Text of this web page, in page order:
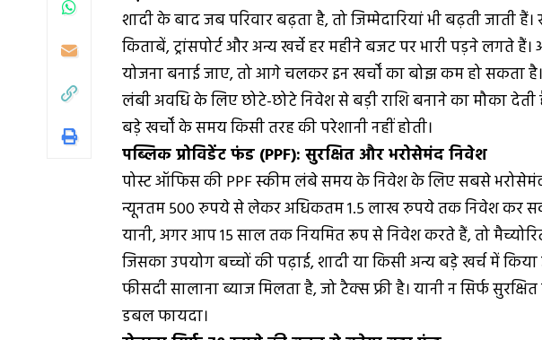
शादी के बाद जब परिवार बढ़ता है, तो जिम्मेदारियां भी बढ़ती जाती
किताबें, ट्रांसपोर्ट और अन्य खर्चे हर महीने बजट पर भारी पड़ने
योजना बनाई जाए, तो आगे चलकर इन खर्चों का बोझ कम हो सकता
लंबी अवधि के लिए छोटे-छोटे निवेश से बड़ी राशि बनाने का मौका
बड़े खर्चों के समय किसी तरह की परेशानी नहीं होती।
पब्लिक प्रोविडेंट फंड (PPF): सुरक्षित और भरोसेमंद निवेश
पोस्ट ऑफिस की PPF स्कीम लंबे समय के निवेश के लिए सबसे
न्यूनतम 500 रुपये से लेकर अधिकतम 1.5 लाख रुपये तक निवेश कर
यानी, अगर आप 15 साल तक नियमित रूप से निवेश करते हैं, तो
जिसका उपयोग बच्चों की पढ़ाई, शादी या किसी अन्य बड़े खर्च में
फीसदी सालाना ब्याज मिलता है, जो टैक्स फ्री है। यानी न सिर्फ
डबल फायदा।